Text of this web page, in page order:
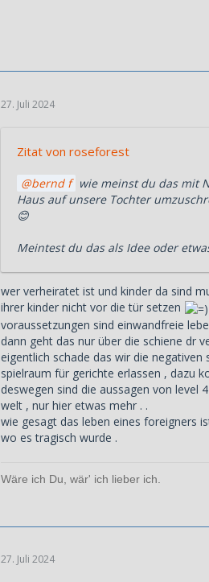
27. Juli 2024
Zitat von roseforest
bernd f wie meinst du das mit
Haus auf unsere Tochter
😊
Meintest du das als Idee oder
wer verheiratet ist und kinder da sind
ihrer kinder nicht vor die tür setzen
voraussetzungen sind einwandfreie
dann geht das nur über die schiene dr
eigentlich schade das wir die
spielraum für gerichte erlassen , dazu
deswegen sind die aussagen von level
welt , nur hier etwas mehr . .
wie gesagt das leben eines foreigners
wo es tragisch wurde .
Wäre ich Du, wär' ich lieber ich.
27. Juli 2024